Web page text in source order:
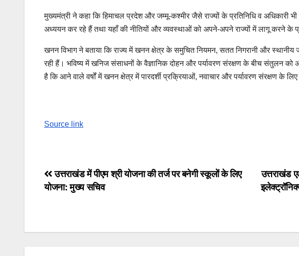
मुख्यमंत्री ने कहा कि हिमाचल प्रदेश और जम्मू-कश्मीर जैसे राज्यों के प्रतिनिधि व अधिकारी
अध्ययन कर रहे हैं तथा यहाँ की नीतियों और व्यवस्थाओं को अपने-अपने राज्यों में लागू करने के
खनन विभाग ने बताया कि राज्य में खनन क्षेत्र के समुचित नियमन, सतत निगरानी और स्थानीय
रही हैं। भविष्य में खनिज संसाधनों के वैज्ञानिक दोहन और पर्यावरण संरक्षण के बीच संतुलन को
है कि आने वाले वर्षों में खनन क्षेत्र में पारदर्शी प्रक्रियाओं, नवाचार और पर्यावरण संरक्षण के
Source link
Post
navigation
उत्तराखंड
उत्तराखंड में पीएम श्री योजना की तर्ज पर बनेगी स्कूलों के लिए
योजना: मुख्य सचिव